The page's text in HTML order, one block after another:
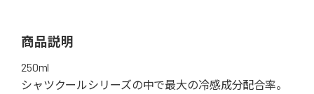
商品説明
250ml
シャツクールシリーズの中で最大の冷感成分配合率。